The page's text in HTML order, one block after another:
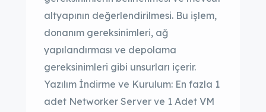
altyapının değerlendirilmesi. Bu işlem,
donanım gereksinimleri, ağ
yapılandırması ve depolama
gereksinimleri gibi unsurları içerir.
Yazılım İndirme ve Kurulum: En fazla 1
adet Networker Server ve 1 Adet VM